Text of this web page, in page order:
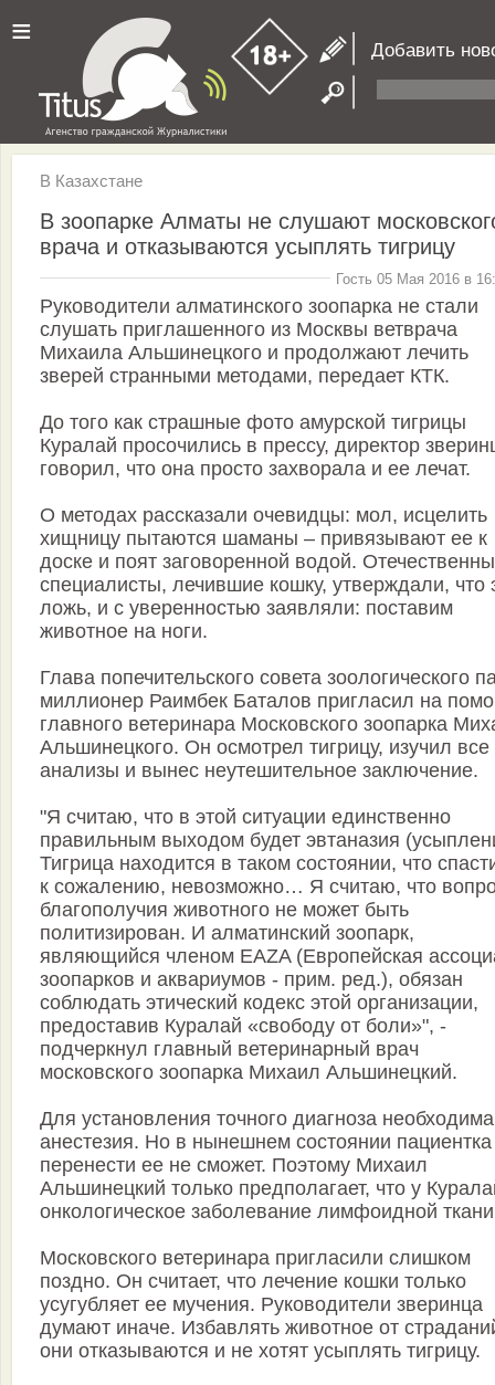
≡ Добавить
В Казахстане
В зоопарке Алматы не слушают
врача и отказываются усыплять тигрицу
Гость 05 Мая 2016 в
Руководители алматинского зоопарка не стали
слушать приглашенного из Москвы ветврача
Михаила Альшинецкого и продолжают лечить
зверей странными методами, передает КТК.
До того как страшные фото амурской тигрицы
Куралай просочились в прессу, директор
говорил, что она просто захворала и ее лечат.
О методах рассказали очевидцы: мол, исцелить
хищницу пытаются шаманы – привязывают ее к
доске и поят заговоренной водой.
специалисты, лечившие кошку, утверждали, что
ложь, и с уверенностью заявляли: поставим
животное на ноги.
Глава попечительского совета зоологического
миллионер Раимбек Баталов пригласил на
главного ветеринара Московского зоопарка
Альшинецкого. Он осмотрел тигрицу, изучил все
анализы и вынес неутешительное заключение.
"Я считаю, что в этой ситуации единственно
правильным выходом будет эвтаназия
Тигрица находится в таком состоянии, что
к сожалению, невозможно… Я считаю, что
благополучия животного не может быть
политизирован. И алматинский зоопарк,
являющийся членом EAZA (Европейская
зоопарков и аквариумов - прим. ред.), обязан
соблюдать этический кодекс этой организации,
предоставив Куралай «свободу от боли»", -
подчеркнул главный ветеринарный врач
московского зоопарка Михаил Альшинецкий.
Для установления точного диагноза необходима
анестезия. Но в нынешнем состоянии пациентка
перенести ее не сможет. Поэтому Михаил
Альшинецкий только предполагает, что у
онкологическое заболевание лимфоидной
Московского ветеринара пригласили слишком
поздно. Он считает, что лечение кошки только
усугубляет ее мучения. Руководители зверинца
думают иначе. Избавлять животное от
они отказываются и не хотят усыплять тигрицу.